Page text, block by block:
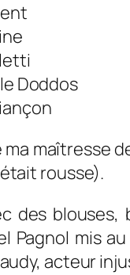
Doddos
maîtresse
rousse).
des blouses,
Pagnol mis
acteur